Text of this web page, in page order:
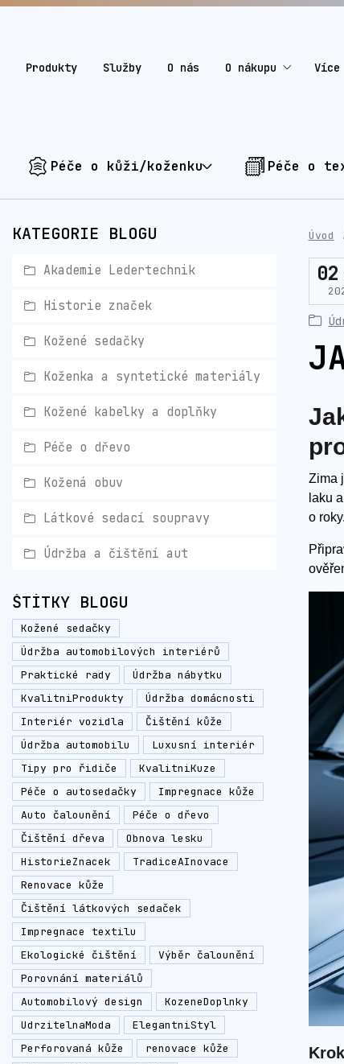
Produkty Služby O nás O nákupu Více
Péče o kůži/koženku Péče o
KATEGORIE BLOGU
Akademie Ledertechnik
Historie značek
Kožené sedačky
Koženka a syntetické materiály
Kožené kabelky a doplňky
Péče o dřevo
Kožená obuv
Látkové sedací soupravy
Údržba a čištění aut
ŠTÍTKY BLOGU
Kožené sedačky
Údržba automobilových interiérů
Praktické rady
Údržba nábytku
KvalitniProdukty
Údržba domácnosti
Interiér vozidla
Čištění kůže
Údržba automobilu
Luxusní interiér
Tipy pro řidiče
KvalitniKuze
Péče o autosedačky
Impregnace kůže
Auto čalounění
Péče o dřevo
Čištění dřeva
Obnova lesku
HistorieZnacek
TradiceAInovace
Renovace kůže
Čištění látkových sedaček
Impregnace textilu
Ekologické čištění
Výběr čalounění
Porovnání materiálů
Automobilový design
KozeneDoplnky
UdrzitelnaModa
ElegantniStyl
Perforovaná kůže
renovace kůže
Úvod
02
Zima
laku
o roky.